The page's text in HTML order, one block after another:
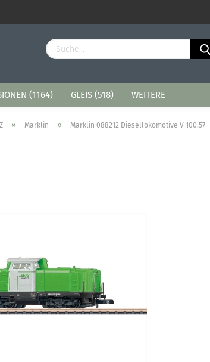
Sprache auswählen
(1164) GLEIS (518) WEITERE
Z » Märklin » Märklin 088212 Diesellokomotive V 100.57